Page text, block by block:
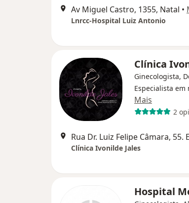
Av Miguel Castro, 1355, Natal •
Lnrcc-Hospital Luiz Antonio
Clínica
Ginecologista,
Especialista em
Mais
2
Clínica Ivonilde Jales
Hospital